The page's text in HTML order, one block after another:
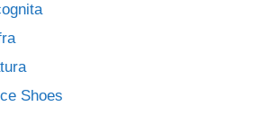
Shoes